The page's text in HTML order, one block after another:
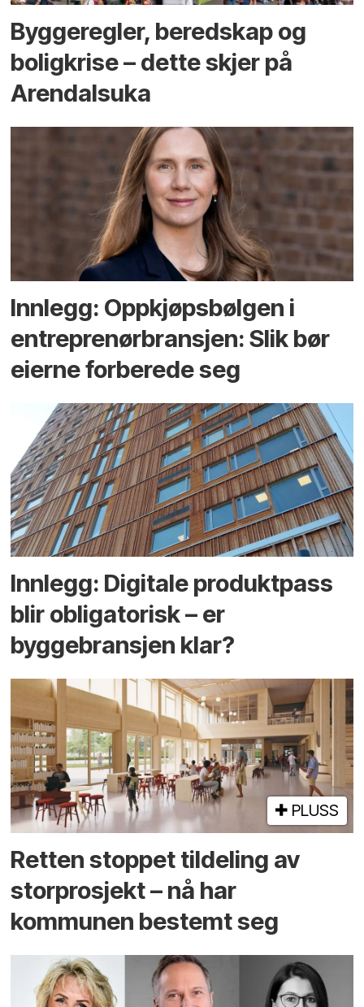
Bygge­regler, beredskap og
bolig­krise – dette skjer på
Arendals­uka
Innlegg: Oppkjøps­bølgen i
entreprenør­bransjen: Slik bør
eierne forberede seg
Innlegg: Digitale produktpass
blir obligatorisk – er
byggebransjen klar?
PLUSS
Retten stoppet tildeling av
storprosjekt – nå har
kommunen bestemt seg